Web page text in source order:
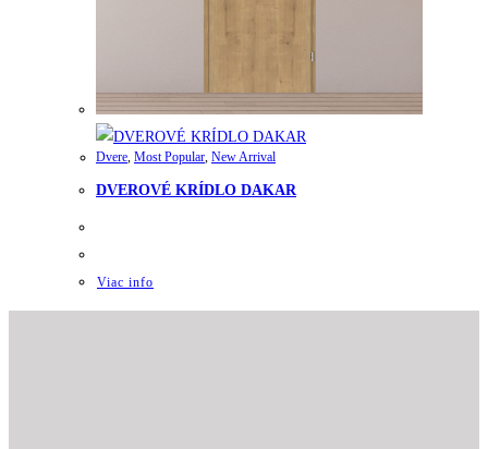
Dvere, Most Popular, New Arrival
DVEROVÉ KRÍDLO DAKAR
Viac info